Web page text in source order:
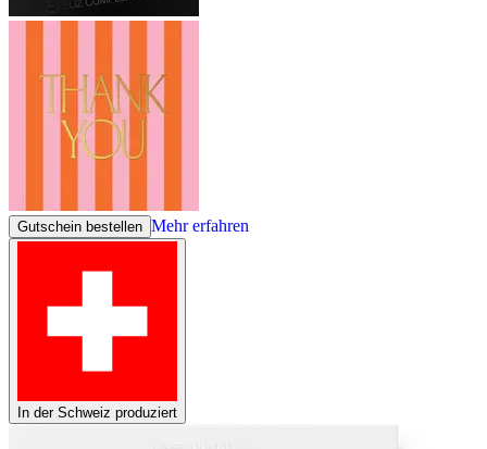
Gutschein bestellen Mehr erfahren
In der Schweiz produziert